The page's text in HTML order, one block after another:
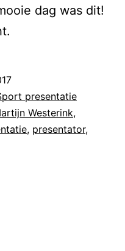
dag was dit!
presentatie
Westerink,
, presentator,